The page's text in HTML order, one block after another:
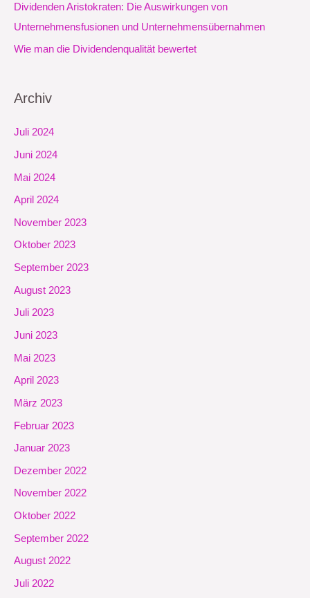
Dividenden Aristokraten: Die Auswirkungen von
Unternehmensfusionen und Unternehmensübernahmen
Wie man die Dividendenqualität bewertet
Archiv
Juli 2024
Juni 2024
Mai 2024
April 2024
November 2023
Oktober 2023
September 2023
August 2023
Juli 2023
Juni 2023
Mai 2023
April 2023
März 2023
Februar 2023
Januar 2023
Dezember 2022
November 2022
Oktober 2022
September 2022
August 2022
Juli 2022